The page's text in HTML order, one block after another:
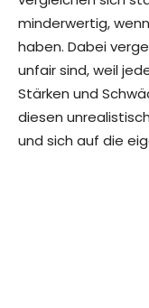
minderwertig,
haben. Dabei
unfair sind, weil
Stärken und
diesen
und sich auf die